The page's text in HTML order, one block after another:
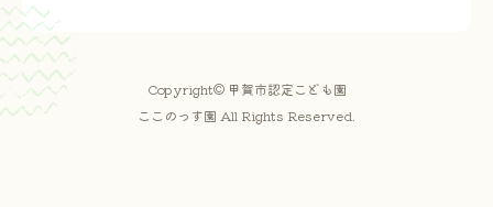
Copyright© 甲賀市認定こども園
ここのっす園 All Rights Reserved.